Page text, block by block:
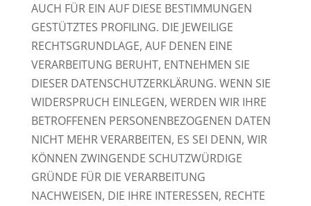
AUCH FÜR EIN AUF DIESE BESTIMMUNGEN
GESTÜTZTES PROFILING. DIE JEWEILIGE
RECHTSGRUNDLAGE, AUF DENEN EINE
VERARBEITUNG BERUHT, ENTNEHMEN SIE
DIESER DATENSCHUTZERKLÄRUNG. WENN SIE
WIDERSPRUCH EINLEGEN, WERDEN WIR IHRE
BETROFFENEN PERSONENBEZOGENEN DATEN
NICHT MEHR VERARBEITEN, ES SEI DENN, WIR
KÖNNEN ZWINGENDE SCHUTZWÜRDIGE
GRÜNDE FÜR DIE VERARBEITUNG
NACHWEISEN, DIE IHRE INTERESSEN, RECHTE